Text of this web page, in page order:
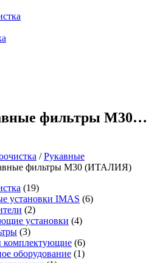
фильтры М30…
/Рукавные
фильтры М30 (ИТАЛИЯ)
(19)
установки IMAS (6)
(2)
установки (4)
(3)
комплектующие (6)
оборудование (1)